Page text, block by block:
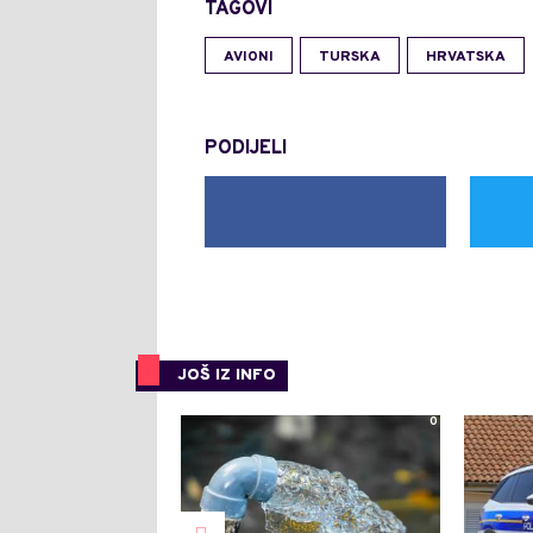
TAGOVI
AVIONI TURSKA HRVATSKA
PODIJELI
JOŠ IZ INFO
0